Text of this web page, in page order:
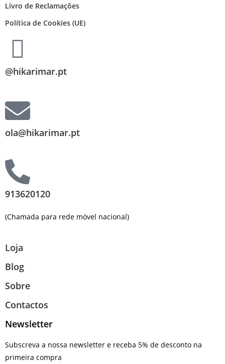
Livro de Reclamações
Política de Cookies (UE)
@hikarimar.pt
ola@hikarimar.pt
913620120
(Chamada para rede móvel nacional)
Loja
Blog
Sobre
Contactos
Newsletter
Subscreva a nossa newsletter e receba 5% de desconto na
primeira compra